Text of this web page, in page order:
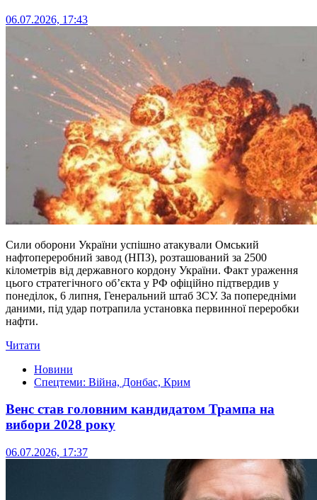
06.07.2026, 17:43
Сили оборони України успішно атакували Омський
нафтопереробний завод (НПЗ), розташований за 2500
кілометрів від державного кордону України. Факт ураження
цього стратегічного об’єкта у РФ офіційно підтвердив у
понеділок, 6 липня, Генеральний штаб ЗСУ. За попередніми
даними, під удар потрапила установка первинної переробки
нафти.
Читати
Новини
Спецтеми: Війна, Донбас, Крим
Венс став головним кандидатом Трампа на
вибори 2028 року
06.07.2026, 17:37